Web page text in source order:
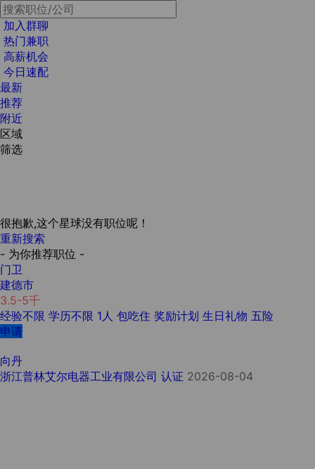
加入群聊
热门兼职
高薪机会
今日速配
最新
推荐
附近
区域
筛选
很抱歉,这个星球没有职位呢！
重新搜索
- 为你推荐职位 -
门卫
建德市
3.5-5千
经验不限 学历不限 1人 包吃住 奖励计划 生日礼物 五险
申请
向丹
浙江普林艾尔电器工业有限公司 认证 2026-08-04